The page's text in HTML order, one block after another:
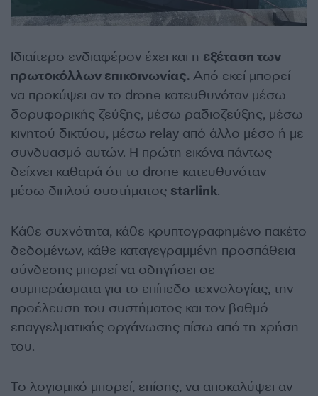
Ιδιαίτερο ενδιαφέρον έχει και η εξέταση των
πρωτοκόλλων επικοινωνίας. Από εκεί μπορεί
να προκύψει αν το drone κατευθυνόταν μέσω
δορυφορικής ζεύξης, μέσω ραδιοζεύξης, μέσω
κινητού δικτύου, μέσω relay από άλλο μέσο ή με
συνδυασμό αυτών. Η πρώτη εικόνα πάντως
δείχνει καθαρά ότι το drone κατευθυνόταν
μέσω διπλού συστήματος starlink.
Κάθε συχνότητα, κάθε κρυπτογραφημένο πακέτο
δεδομένων, κάθε καταγεγραμμένη προσπάθεια
σύνδεσης μπορεί να οδηγήσει σε
συμπεράσματα για το επίπεδο τεχνολογίας, την
προέλευση του συστήματος και τον βαθμό
επαγγελματικής οργάνωσης πίσω από τη χρήση
του.
Το λογισμικό μπορεί, επίσης, να αποκαλύψει αν